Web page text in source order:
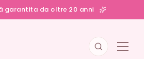
garantita da oltre 20 anni